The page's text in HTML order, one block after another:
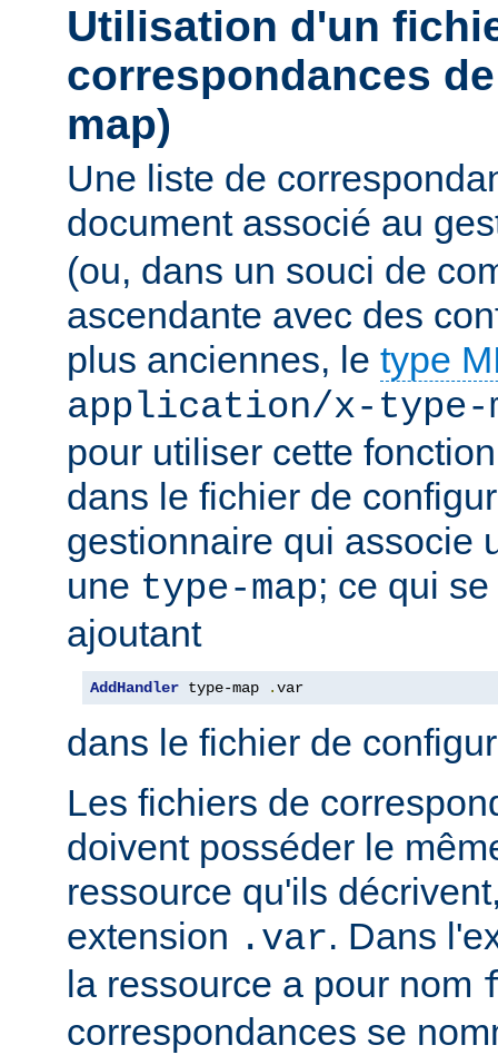
Utilisation d'un
correspondances
map)
Une liste de
document associé au
(ou, dans un souci de
ascendante avec des
plus anciennes, le type
application/x-type-
pour utiliser cette
dans le fichier de
gestionnaire qui associe
une type-map; ce qui
ajoutant
AddHandler type-map .var
dans le fichier de
Les fichiers de
doivent posséder le
ressource qu'ils
extension .var. Dans
la ressource a pour nom
correspondances se